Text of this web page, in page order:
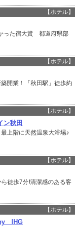
【ホテル】
った宿大賞 都道府県部
【ホテル】
開業！「秋田駅」徒歩約
【ホテル】
秋田
上階に天然温泉大浴場♪
【ホテル】
ら徒歩7分!清潔感のある客
【ホテル】
IHG